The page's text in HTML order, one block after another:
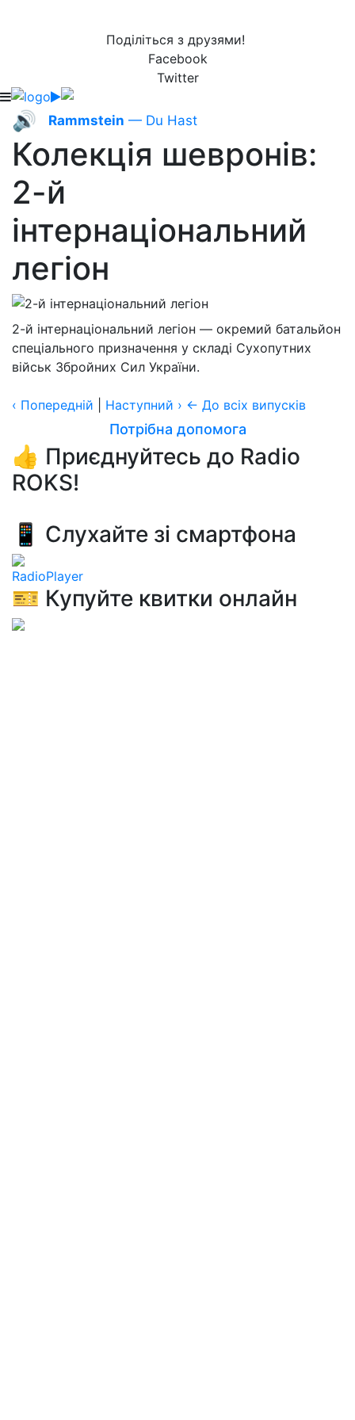
Поділіться з друзями!
Facebook
Twitter
🔊 Rammstein — Du Hast
Колекція шевронів:
2-й
інтернаціональний
легіон
2-й інтернаціональний легіон — окремий батальйон
спеціального призначення у складі Сухопутних
військ Збройних Сил України.
‹ Попередній Наступний › ← До всіх випусків
Потрібна допомога
👍 Приєднуйтесь до Radio
ROKS!
📱 Слухайте зі смартфона
RadioPlayer
🎫 Купуйте квитки онлайн